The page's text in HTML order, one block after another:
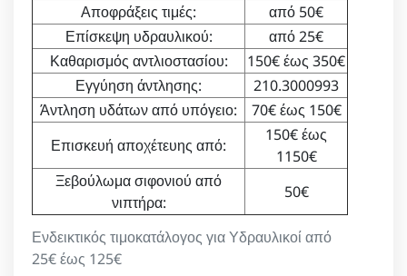
Ενδεικτικός τιμοκατάλογος για Υδραυλικοί από
25€ έως 125€
Αποφράξεις τιμές:
από 50€
Επίσκεψη υδραυλικού:
από 25€
Καθαρισμός αντλιοστασίου:
150€ έως 350€
Εγγύηση άντλησης:
210.3000993
Άντληση υδάτων από υπόγειο:
70€ έως 150€
Επισκευή αποχέτευης από:
150€ έως
1150€
Ξεβούλωμα σιφονιού από
νιπτήρα:
50€